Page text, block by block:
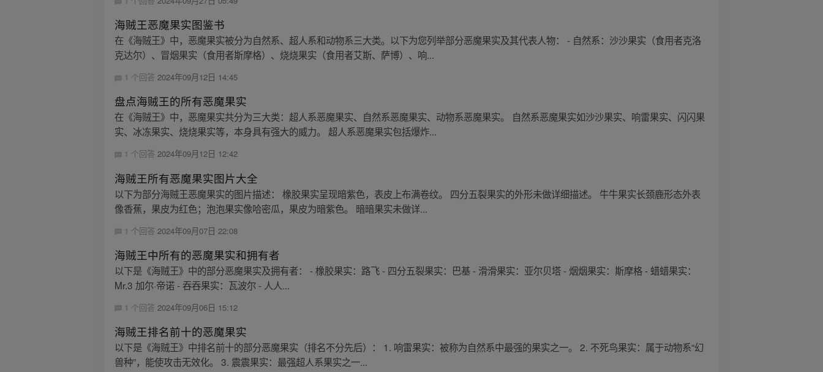
海贼王恶魔果实图鉴书
在《海贼王》中，恶魔果实被分为自然系、超人系和动物系三大类。以下为您列举部分恶魔果实及其代表人物： - 自然系：沙沙果实（食用者克洛
克达尔）、冒烟果实（食用者斯摩格）、烧烧果实（食用者艾斯、萨博）、响...
1 个回答2024年09月12日 14:45
盘点海贼王的所有恶魔果实
在《海贼王》中，恶魔果实共分为三大类：超人系恶魔果实、自然系恶魔果实、动物系恶魔果实。 自然系恶魔果实如沙沙果实、响雷果实、闪闪果
实、冰冻果实、烧烧果实等，本身具有强大的威力。 超人系恶魔果实包括爆炸...
1 个回答2024年09月12日 12:42
海贼王所有恶魔果实图片大全
以下为部分海贼王恶魔果实的图片描述： 橡胶果实呈现暗紫色，表皮上布满卷纹。 四分五裂果实的外形未做详细描述。 牛牛果实长颈鹿形态外表
像香蕉，果皮为红色；泡泡果实像哈密瓜，果皮为暗紫色。 暗暗果实未做详...
1 个回答 2024年09月07日 22:08
海贼王中所有的恶魔果实和拥有者
以下是《海贼王》中的部分恶魔果实及拥有者： - 橡胶果实：路飞 - 四分五裂果实：巴基 - 滑滑果实：亚尔贝塔 - 烟烟果实：斯摩格 - 蜡蜡果实：
Mr.3 加尔·帝诺 - 吞吞果实：瓦波尔 - 人人...
1 个回答 2024年09月06日 15:12
海贼王排名前十的恶魔果实
以下是《海贼王》中排名前十的部分恶魔果实（排名不分先后）： 1. 响雷果实：被称为自然系中最强的果实之一。 2. 不死鸟果实：属于动物系“幻
兽种”，能使攻击无效化。 3. 震震果实：最强超人系果实之一...